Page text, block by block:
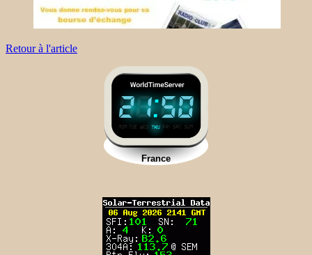
Retour à l'article